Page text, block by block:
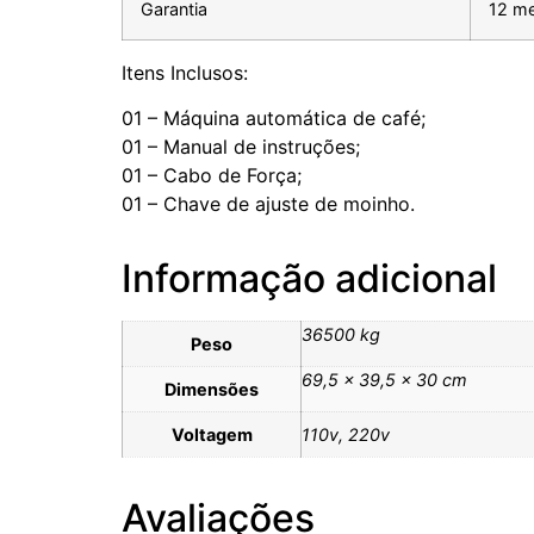
Garantia 12
Itens Inclusos:
01 – Máquina automática de café;
01 – Manual de instruções;
01 – Cabo de Força;
01 – Chave de ajuste de moinho.
Informação adicional
Peso 36500 kg
Dimensões 69,5 × 39,5 × 30 cm
Voltagem 110v, 220v
Avaliações